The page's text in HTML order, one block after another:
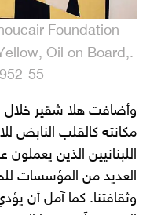
Foundation
Oil on Board,
55
وأضافت هلا شقير خلال
مكانته كالقلب النابض
اللبنانيين الذين
العديد من المؤسسات
وثقافتنا. كما آمل أن